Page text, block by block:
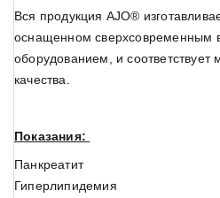
Вся продукция AJO®
оснащенном сверхсовременным
оборудованием, и
качества.
Показания:
Панкреатит
Гиперлипидемия